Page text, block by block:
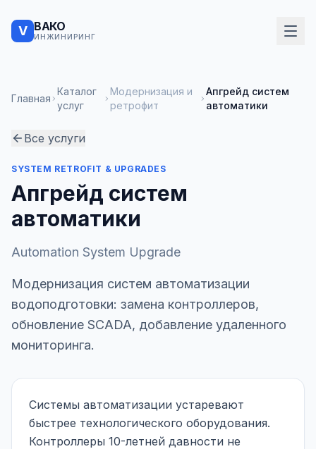
V ВАКО
ИНЖИНИРИНГ
Главная
Каталог
услуг
Модернизация и
ретрофит
Апгрейд систем
автоматики
Все услуги
SYSTEM RETROFIT & UPGRADES
Апгрейд систем
автоматики
Automation System Upgrade
Модернизация систем автоматизации
водоподготовки: замена контроллеров,
обновление SCADA, добавление удаленного
мониторинга.
Системы автоматизации устаревают
быстрее технологического оборудования.
Контроллеры 10-летней давности не